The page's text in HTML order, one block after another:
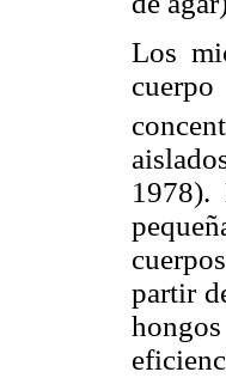
Los
1978).
partir